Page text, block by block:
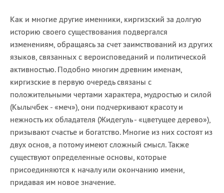
Как и многие другие именники, киргизский за долгую
историю своего существования подвергался
изменениям, обращаясь за счет заимствований из других
языков, связанных с вероисповеданий и политической
активностью. Подобно многим древним именам,
киргизские в первую очередь связаны с
положительными чертами характера, мудростью и силой
(Кылычбек - «меч»), они подчеркивают красоту и
нежность их обладателя (Жидегуль - «цветущее дерево»),
призывают счастье и богатство. Многие из них состоят из
двух основ, а потому имеют сложный смысл. Также
существуют определенные основы, которые
присоединяются к началу или окончанию имени,
придавая им новое значение.
06.08
Международный день
«Врачи мира за мир»
06.08 День огненной воды
06.08 День
войск РФ
ИМЕНА
Все
Сегодня празднуют именины